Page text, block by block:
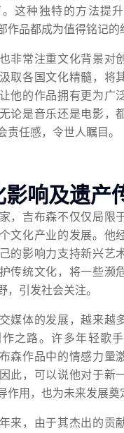
这种独特的方法提
作品都成为值得铭记的
非常注重文化背景对
取各国文化精髓，将
他的作品拥有更为广
论是音乐还是电影，
责任感，令世人瞩目。
响及遗产
，吉布森不仅仅局限
文化产业的发展。他
的影响力支持新兴艺
传统文化，将一些濒
，引发社会关注。
媒体的发展，越来越
之路。许多年轻歌
森作品中的情感力量
此，可以说他对于新
作用，也为未来发展奠
来，由于其杰出的贡